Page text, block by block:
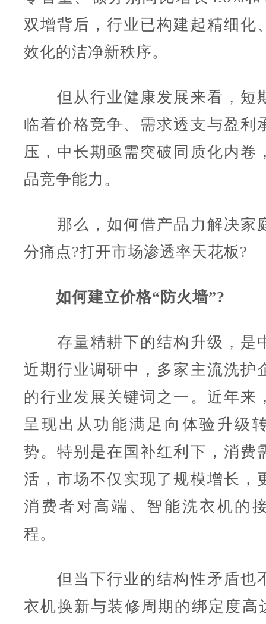
双增背后，行业已构建起精细化
效化的洁净新秩序。
但从行业健康发展来看，短
临着价格竞争、需求透支与盈利
压，中长期亟需突破同质化内卷
品竞争能力。
那么，如何借产品力解决家
分痛点?打开市场渗透率天花板?
如何建立价格“防火墙”?
存量精耕下的结构升级，是
近期行业调研中，多家主流洗护
的行业发展关键词之一。近年来
呈现出从功能满足向体验升级
势。特别是在国补红利下，消费
活，市场不仅实现了规模增长，
消费者对高端、智能洗衣机的
程。
但当下行业的结构性矛盾也
衣机换新与装修周期的绑定度高